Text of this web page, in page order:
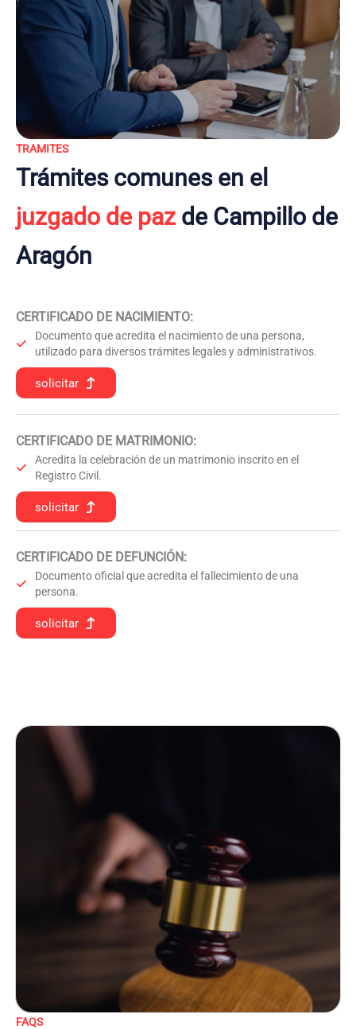
TRAMITES
Trámites comunes en el
juzgado de pazde Campillo de
Aragón
CERTIFICADO DE NACIMIENTO:
Documento que acredita el nacimiento de una persona,
utilizado para diversos trámites legales y administrativos.
solicitar
CERTIFICADO DE MATRIMONIO:
Acredita la celebración de un matrimonio inscrito en el
Registro Civil.
solicitar
CERTIFICADO DE DEFUNCIÓN:
Documento oficial que acredita el fallecimiento de una
persona.
solicitar
FAQS